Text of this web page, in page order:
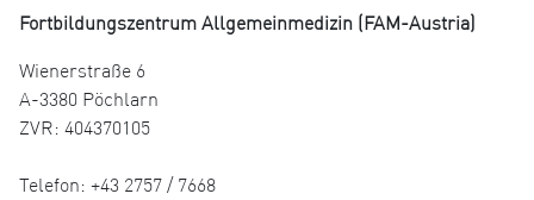
Fortbildungszentrum Allgemeinmedizin (FAM-Austria)
Wienerstraße 6
A-3380 Pöchlarn
ZVR: 404370105
Telefon: +43 2757 / 7668